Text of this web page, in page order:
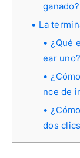
ganado?
La
¿Qué
ear uno?
nce de
dos